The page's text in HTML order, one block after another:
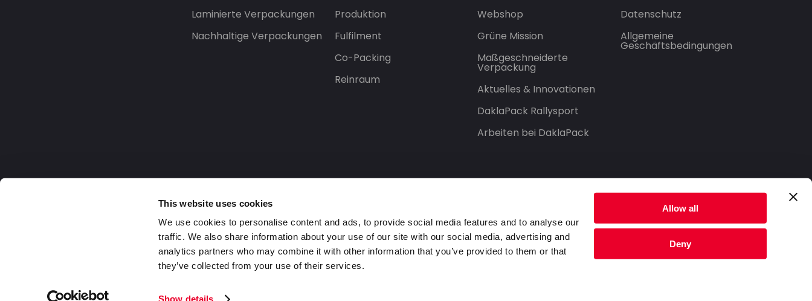
This website uses cookies
We use cookies to personalise content and ads, to provide social media features and to analyse our
traffic. We also share information about your use of our site with our social media, advertising and
analytics partners who may combine it with other information that you’ve provided to them or that
they’ve collected from your use of their services.
Show details
Allow all
Deny
Laminierte Verpackungen
Nachhaltige Verpackungen
Produktion
Fulfilment
Co-Packing
Reinraum
Webshop
Grüne Mission
Maßgeschneiderte
Verpackung
Aktuelles & Innovationen
DaklaPack Rallysport
Arbeiten bei DaklaPack
Datenschutz
Allgemeine
Geschäftsbedingungen
2026 DaklaPack Group. Alle Rechte vorbehalten